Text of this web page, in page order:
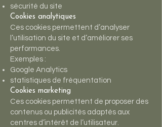
sécurité du site
Cookies analytiques
Ces cookies permettent d’analyser
l’utilisation du site et d’améliorer ses
performances.
Exemples :
Google Analytics
statistiques de fréquentation
Cookies marketing
Ces cookies permettent de proposer des
contenus ou publicités adaptés aux
centres d’intérêt de l’utilisateur.